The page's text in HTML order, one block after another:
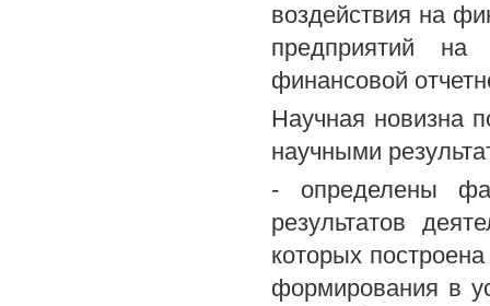
воздействия на
предприятий на
финансовой
Научная новизна
научными
- определены
результатов
которых
формирования в